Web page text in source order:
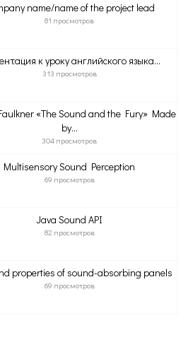
name/name of the project lead
81 просмотров
к уроку английского языка...
313 просмотров
«The Sound and the Fury» Made
by...
304 просмотров
Multisensory Sound Perception
69 просмотров
Java Sound API
82 просмотров
properties of sound-absorbing panels
69 просмотров